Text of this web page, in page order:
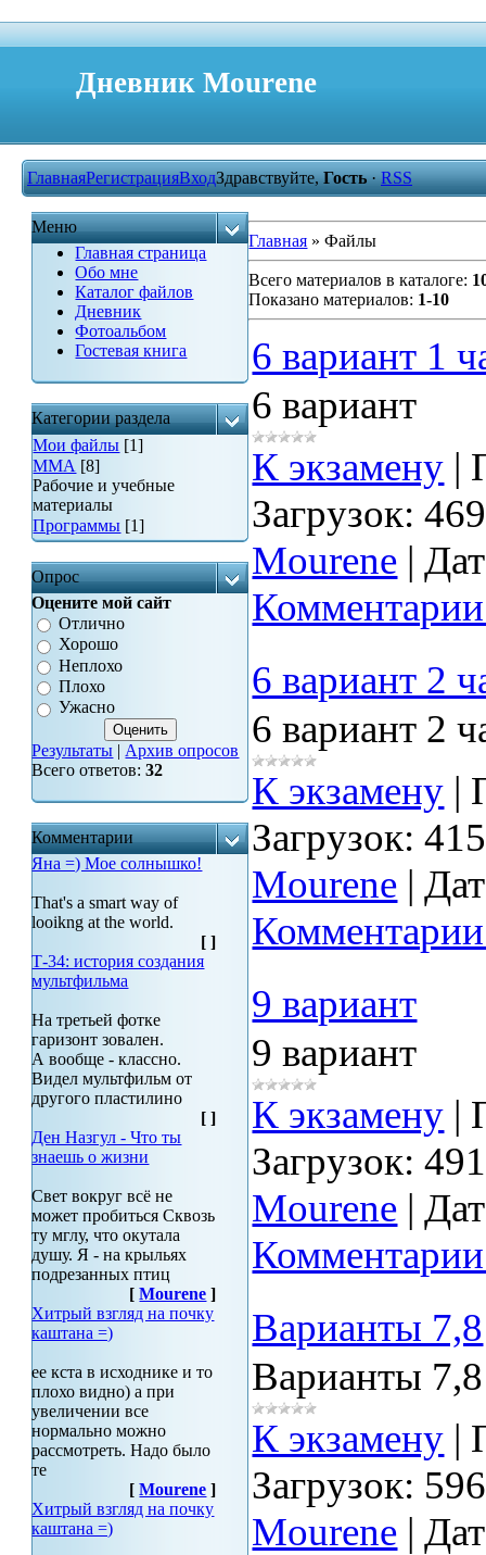
Дневник Mourene
ГлавнаяРегистрацияВходЗдравствуйте,Гость·RSS
Меню
Главная страница
Обо мне
Каталог файлов
Дневник
Фотоальбом
Гостевая книга
Категории раздела
Мои файлы [1]
ММА [8]
Рабочие и учебные
материалы
Программы [1]
Опрос
Оцените мой сайт
Отлично
Хорошо
Неплохо
Плохо
Ужасно
Результаты | Архив опросов
Всего ответов:32
Комментарии
Яна =) Мое солнышко!
That's a smart way of
looikng at the world.
[]
Т-34: история создания
мультфильма
На третьей фотке
гаризонт зовален.
А вообще - классно.
Видел мультфильм от
другого пластилино
[]
Ден Назгул - Что ты
знаешь о жизни
Свет вокруг всё не
может пробиться Сквозь
ту мглу, что окутала
душу. Я - на крыльях
подрезанных птиц
[Mourene ]
Хитрый взгляд на почку
каштана =)
ее кста в исходнике и то
плохо видно) а при
увеличении все
нормально можно
рассмотреть. Надо было
те
[Mourene ]
Хитрый взгляд на почку
каштана =)
Главная »Файлы
Всего материалов в каталоге:
Показано материалов: 1-10
6 вариант 1
6 вариант
К экзамену |
Загрузок: 469
Mourene |
6 вариант 2
6 вариант 2
К экзамену |
Загрузок: 415
Mourene |
9 вариант
9 вариант
К экзамену |
Загрузок: 491
Mourene |
Варианты 7,8
Варианты 7,8
К экзамену |
Загрузок: 596
Mourene |